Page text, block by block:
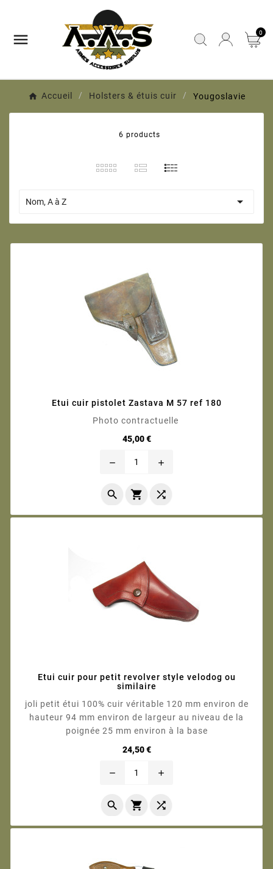
 0
Accueil Holsters & étuis cuir Yougoslavie
6 products
Nom, A à Z 
Etui cuir pistolet Zastava M 57 ref 180
Photo contractuelle
45,00 €Prix
remove add
  
Etui cuir pour petit revolver style velodog ou
similaire
joli petit étui 100% cuir véritable 120 mm environ de
hauteur 94 mm environ de largeur au niveau de la
poignée 25 mm environ à la base
24,50 €Prix
remove add
  